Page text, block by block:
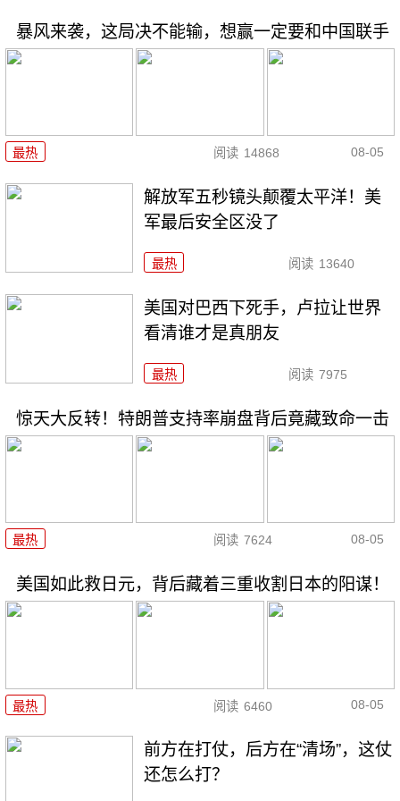
暴风来袭，这局决不能输，想赢一定要和中国联手
最热 阅读 14868 08-05
解放军五秒镜头颠覆太平洋！美
军最后安全区没了
最热 阅读 13640
美国对巴西下死手，卢拉让世界
看清谁才是真朋友
最热 阅读 7975
惊天大反转！特朗普支持率崩盘背后竟藏致命一击
最热 阅读 7624 08-05
美国如此救日元，背后藏着三重收割日本的阳谋！
最热 阅读 6460 08-05
前方在打仗，后方在“清场”，这仗
还怎么打？